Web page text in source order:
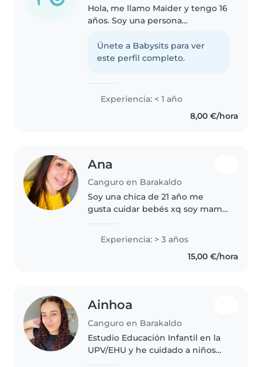
Hola, me llamo Maider y tengo 16
años. Soy una persona
Me gusta pasar tiempo con
niños, ayudarles con los deberes,
Únete a Babysits para ver
este perfil completo.
Experiencia: < 1 año
8,00 €/hora
Ana
Canguro en Barakaldo
Soy una chica de 21 año me
gusta cuidar bebés xq soy mamá
no esta con migo pero si tengo
experiencia en cuidar bebés 🥰
Experiencia: > 3 años
15,00 €/hora
Ainhoa
Canguro en Barakaldo
Estudio Educación Infantil en la
UPV/EHU y he cuidado a niños